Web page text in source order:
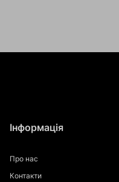
Інформація
Про нас
Контакти